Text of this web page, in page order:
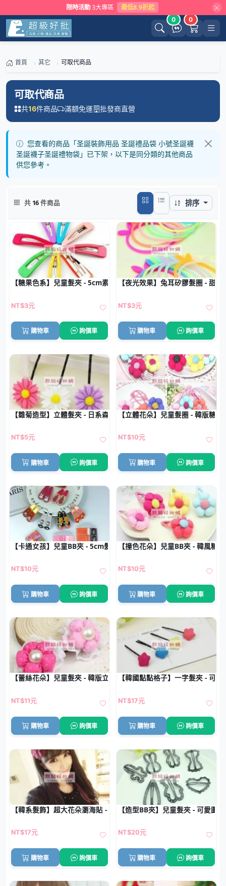
限時活動 3大專區 最低8.9折起
0 0
首頁 其它 可取代商品
可取代商品
共16件商品 滿額免運 批發商直營
您查看的商品「圣誕裝飾用品 圣誕禮品袋 小號圣誕襪
圣誕襪子圣誕禮物袋」已下架，以下是同分類的其他商品
供您參考。
共 16件商品 排序
【糖果色系】兒童髮夾 - 5cm素色BB夾
NT$3元
購物車 詢價車
【夜光效果】兔耳矽膠髮圈 - 甜
NT$3元
購物車 詢價車
【雛菊造型】立體髮夾 - 日系森林風髮飾
NT$5元
購物車 詢價車
【立體花朵】兒童髮圈 - 韓版糖果
NT$10元
購物車 詢價車
【卡通女孩】兒童BB夾 - 5cm髮夾批發 (1對)
NT$10元
購物車 詢價車
【撞色花朵】兒童BB夾 - 韓風糖
NT$10元
購物車 詢價車
【蕾絲花朵】兒童髮夾 - 韓版立體髮飾
NT$11元
購物車 詢價車
【韓國點點格子】一字髮夾 - 可
NT$17元
購物車 詢價車
【韓系髮飾】超大花朵瀏海貼 - 魔法氈瀏海固定神器
NT$17元
購物車 詢價車
【造型BB夾】兒童髮夾 - 可愛圖
NT$20元
購物車 詢價車